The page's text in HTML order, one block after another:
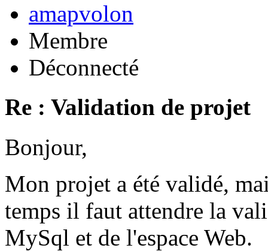
amapvolon
Membre
Déconnecté
Re : Validation de projet
Bonjour,
Mon projet a été validé,
temps il faut attendre la
MySql et de l'espace Web.